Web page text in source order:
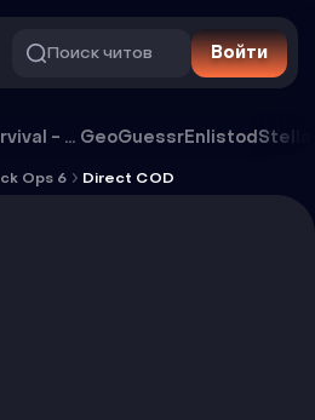
Поиск читов Войти
Oxide Survival - Rust Mobile GeoGuessrEnlistodStella
Ops 6 Direct COD